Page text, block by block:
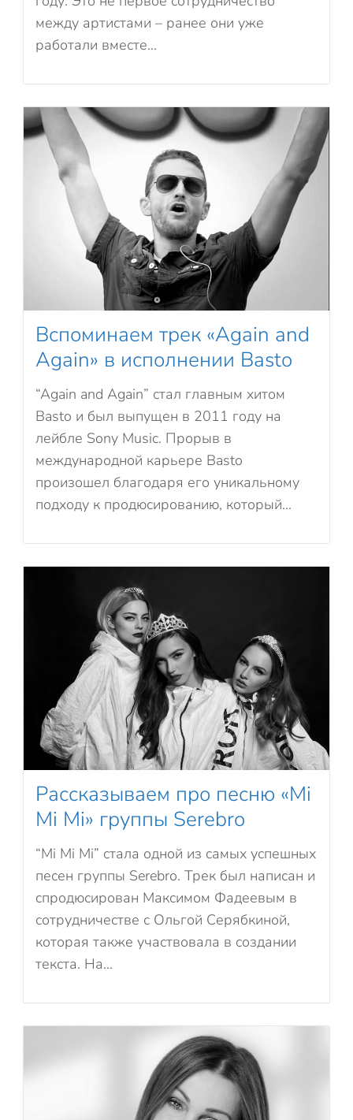
между артистами – ранее они уже
работали вместе...
Вспоминаем трек «Again and
Again» в исполнении Basto
“Again and Again” стал главным хитом
Basto и был выпущен в 2011 году на
лейбле Sony Music. Прорыв в
международной карьере Basto
произошел благодаря его уникальному
подходу к продюсированию, который...
Рассказываем про песню «Mi
Mi Mi» группы Serebro
“Mi Mi Mi” стала одной из самых успешных
песен группы Serebro. Трек был написан и
спродюсирован Максимом Фадеевым в
сотрудничестве с Ольгой Серябкиной,
которая также участвовала в создании
текста. На...